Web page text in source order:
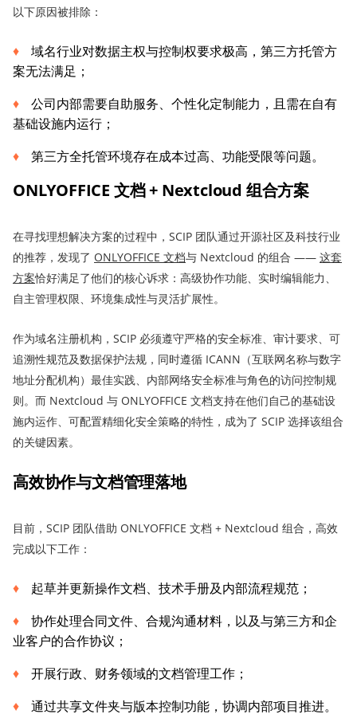
以下原因被排除：
域名行业对数据主权与控制权要求极高，第三方托管方
案无法满足；
公司内部需要自助服务、个性化定制能力，且需在自有
基础设施内运行；
第三方全托管环境存在成本过高、功能受限等问题。
ONLYOFFICE 文档 + Nextcloud 组合方案
在寻找理想解决方案的过程中，SCIP 团队通过开源社区及科技行业
的推荐，发现了 ONLYOFFICE 文档与 Nextcloud 的组合 —— 这套
方案恰好满足了他们的核心诉求：高级协作功能、实时编辑能力、
自主管理权限、环境集成性与灵活扩展性。
作为域名注册机构，SCIP 必须遵守严格的安全标准、审计要求、可
追溯性规范及数据保护法规，同时遵循 ICANN（互联网名称与数字
地址分配机构）最佳实践、内部网络安全标准与角色的访问控制规
则。而 Nextcloud 与 ONLYOFFICE 文档支持在他们自己的基础设
施内运作、可配置精细化安全策略的特性，成为了 SCIP 选择该组合
的关键因素。
高效协作与文档管理落地
目前，SCIP 团队借助 ONLYOFFICE 文档 + Nextcloud 组合，高效
完成以下工作：
起草并更新操作文档、技术手册及内部流程规范；
协作处理合同文件、合规沟通材料，以及与第三方和企
业客户的合作协议；
开展行政、财务领域的文档管理工作；
通过共享文件夹与版本控制功能，协调内部项目推进。